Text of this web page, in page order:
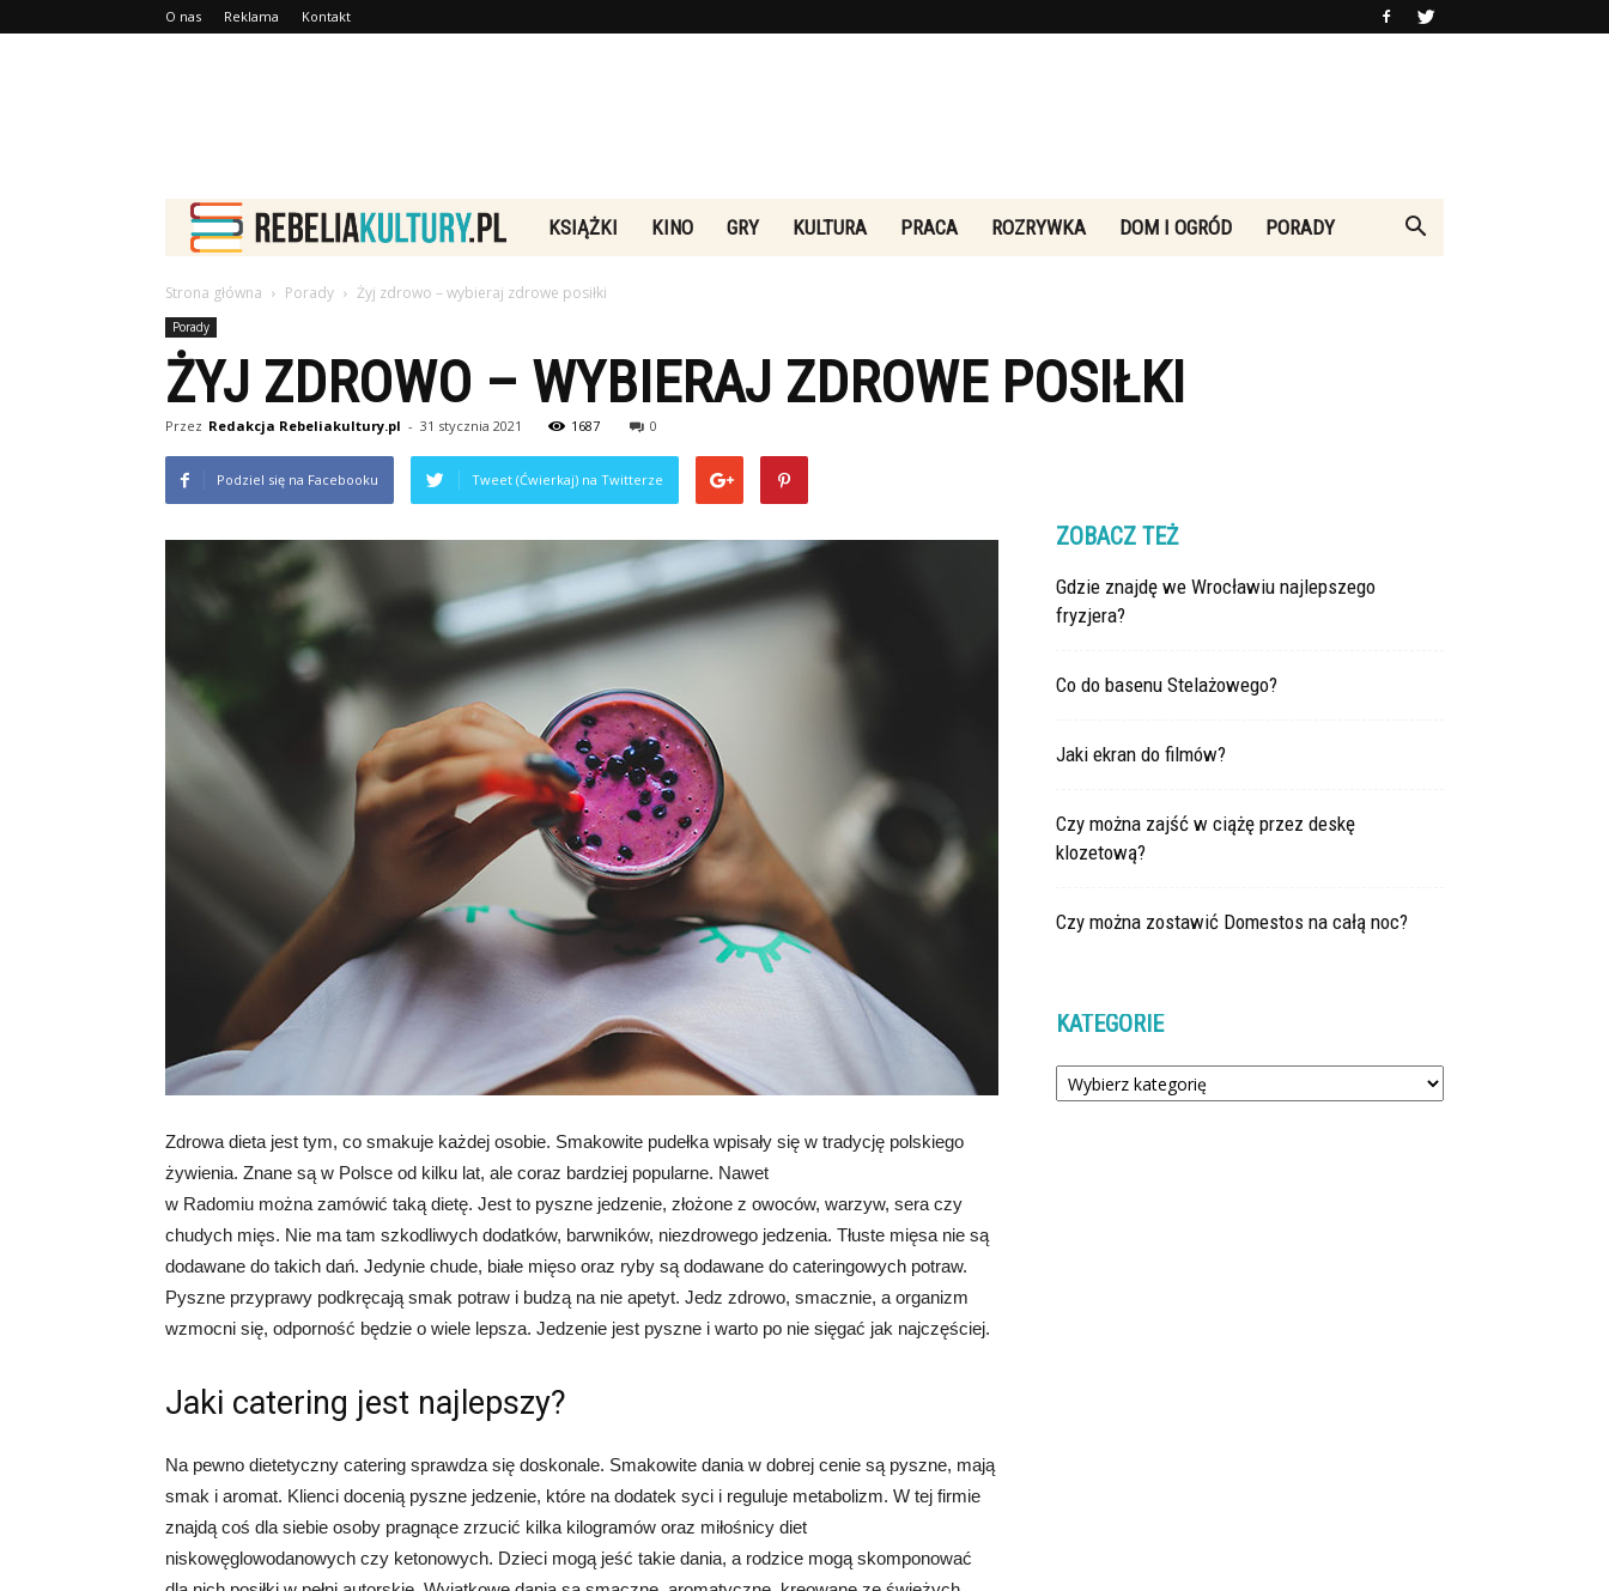
O nas Reklama Kontakt
Rebeliakultury.pl
KSIĄŻKI KINO GRY KULTURA PRACA ROZRYWKA DOM I OGRÓD PORADY
Strona główna Porady Żyj zdrowo – wybieraj zdrowe posiłki
Porady
ŻYJ ZDROWO – WYBIERAJ ZDROWE POSIŁKI
Przez Redakcja Rebeliakultury.pl - 31 stycznia 2021 1687 0
Podziel się na Facebooku Tweet (Ćwierkaj) na Twitterze
Zdrowa dieta jest tym, co smakuje każdej osobie. Smakowite pudełka wpisały się w tradycję polskiego
żywienia. Znane są w Polsce od kilku lat, ale coraz bardziej popularne. Nawet
w Radomiu można zamówić taką dietę. Jest to pyszne jedzenie, złożone z owoców, warzyw, sera czy
chudych mięs. Nie ma tam szkodliwych dodatków, barwników, niezdrowego jedzenia. Tłuste mięsa nie są
dodawane do takich dań. Jedynie chude, białe mięso oraz ryby są dodawane do cateringowych potraw.
Pyszne przyprawy podkręcają smak potraw i budzą na nie apetyt. Jedz zdrowo, smacznie, a organizm
wzmocni się, odporność będzie o wiele lepsza. Jedzenie jest pyszne i warto po nie sięgać jak najczęściej.
Jaki catering jest najlepszy?
Na pewno dietetyczny catering sprawdza się doskonale. Smakowite dania w dobrej cenie są pyszne, mają
smak i aromat. Klienci docenią pyszne jedzenie, które na dodatek syci i reguluje metabolizm. W tej firmie
znajdą coś dla siebie osoby pragnące zrzucić kilka kilogramów oraz miłośnicy diet
niskowęglowodanowych czy ketonowych. Dzieci mogą jeść takie dania, a rodzice mogą skomponować
ZOBACZ TEŻ
Gdzie znajdę we Wrocławiu najlepszego
fryzjera?
Co do basenu Stelażowego?
Jaki ekran do filmów?
Czy można zajść w ciążę przez deskę
klozetową?
Czy można zostawić Domestos na całą noc?
KATEGORIE
Kategorie